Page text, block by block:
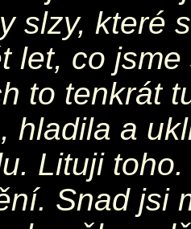
slzy, které
let, co
to tenkrát
hladila a
Lituji
Snad jsi